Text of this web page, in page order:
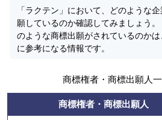
「ラクテン」において、どのような
願しているのか確認してみましょう
のような商標出願がされているのか
に参考になる情報です。
商標権者・商標出願人
商標権者・商標出願人